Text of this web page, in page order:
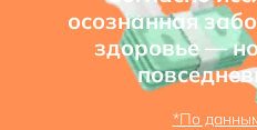
осознанная
здоровье —
*По